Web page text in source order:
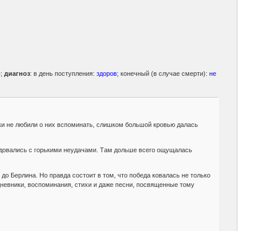
диагноз: в день поступления:здоров; конечный (в случае смерти):не
не любили о них вспоминать, слишком большой кровью далась
с горькими неудачами. Там дольше всего ощущалась
Берлина. Но правда состоит в том, что победа ковалась не только
воспоминания, стихи и даже песни, посвященные тому